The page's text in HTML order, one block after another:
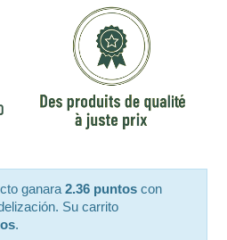
ganara2.36 puntos con
Su carrito
.